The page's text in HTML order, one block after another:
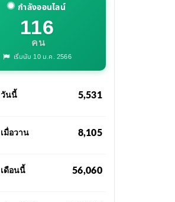
กำลังออนไลน์
116
คน
เริ่มนับ 10 ม.ค. 2566
วันนี้ 5,531
เมื่อวาน 8,105
เดือนนี้ 56,060